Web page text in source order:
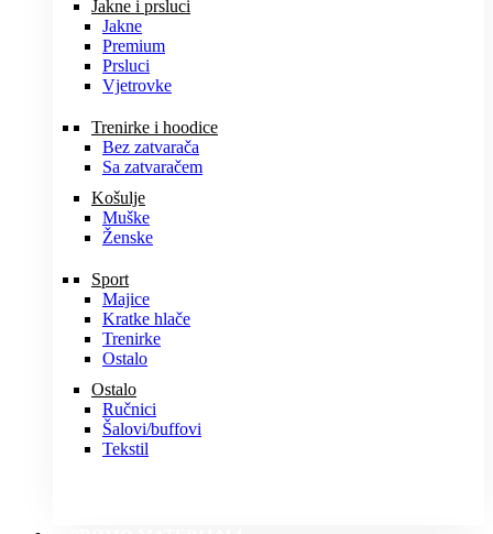
Jakne i prsluci
Jakne
Premium
Prsluci
Vjetrovke
Trenirke i hoodice
Bez zatvarača
Sa zatvaračem
Košulje
Muške
Ženske
Sport
Majice
Kratke hlače
Trenirke
Ostalo
Ostalo
Ručnici
Šalovi/buffovi
Tekstil